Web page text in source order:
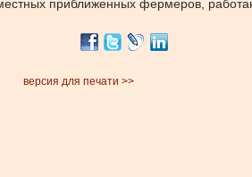
приближенных фермеров,
версия для печати >>